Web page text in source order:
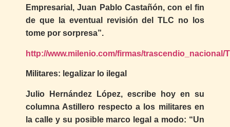
Empresarial, Juan Pablo Castañón, con el fin
de que la eventual revisión del TLC no los
tome por sorpresa”.
http://www.milenio.com/firmas/trascendio_nacional/
Militares: legalizar lo ilegal
Julio Hernández López, escribe hoy en su
columna Astillero respecto a los militares en
la calle y su posible marco legal a modo: “Un